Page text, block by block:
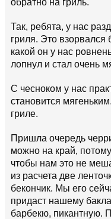
обратно на гриль.
Так, ребята, у нас
гриля. Это взорвался
какой он у нас
лопнул и стал очень
С чесноком у нас
становится
гриле.
Пришла очередь
можно на край,
чтобы нам это не
из расчета две
бекончик. Мы его
придаст нашему
барбекю, пикантную.